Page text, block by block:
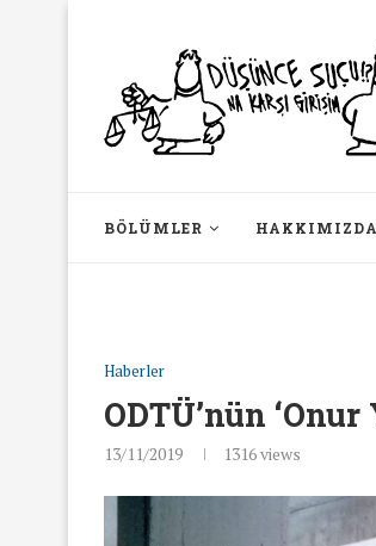
BÖLÜMLER HAKKIMIZDA
Haberler
ODTÜ’nün
13/11/2019 1316views